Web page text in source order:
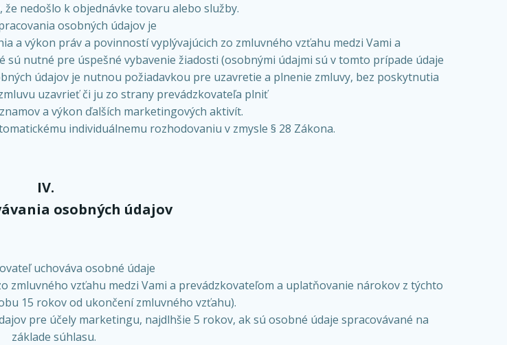
že nedošlo k objednávke tovaru alebo služby.
osobných údajov je
a výkon práv a povinností vyplývajúcich zo zmluvného vzťahu medzi Vami a
nutné pre úspešné vybavenie žiadosti (osobnými údajmi sú v tomto prípade údaje
údajov je nutnou požiadavkou pre uzavretie a plnenie zmluvy, bez poskytnutia
uzavrieť či ju zo strany prevádzkovateľa plniť
a výkon ďalších marketingových aktivít.
individuálnemu rozhodovaniu v zmysle § 28 Zákona.
IV.
osobných údajov
uchováva osobné údaje
vzťahu medzi Vami a prevádzkovateľom a uplatňovanie nárokov z týchto
15 rokov od ukončení zmluvného vzťahu).
pre účely marketingu, najdlhšie 5 rokov, ak sú osobné údaje spracovávané na
základe súhlasu.